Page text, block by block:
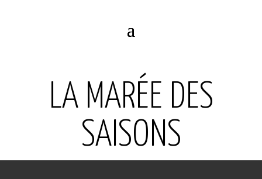
LA MARÉE DES
SAISONS